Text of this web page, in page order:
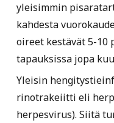
yleisimmin
kahdesta
oireet kestävät 5-10
tapauksissa jopa
Yleisin
rinotrakeiitti eli
herpesvirus). Siitä